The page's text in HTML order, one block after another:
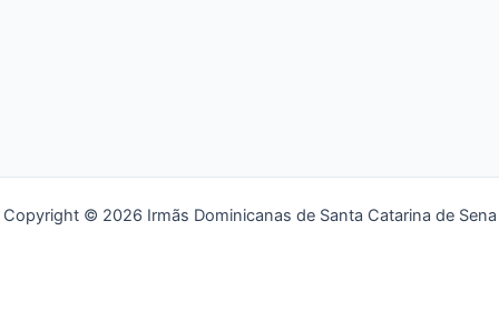
Copyright © 2026 Irmãs Dominicanas de Santa Catarina de Sena